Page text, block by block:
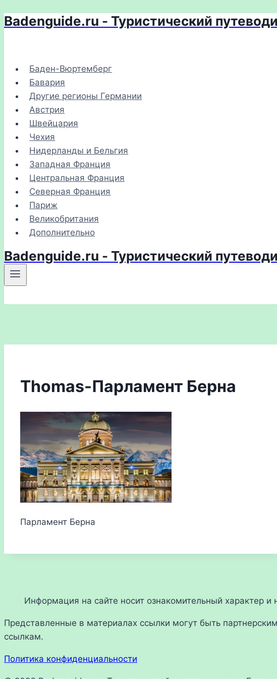
Перейти
Badenguide.ru - Туристический
Баден-Вюртемберг
Бавария
Другие регионы Германии
Австрия
Швейцария
Чехия
Нидерланды и Бельгия
Западная Франция
Центральная Франция
Северная Франция
Париж
Великобритания
Дополнительно
Badenguide.ru - Туристический
Thomas-Парламент Берна
Парламент Берна
Информация на сайте носит ознакомительный характер и
Представленные в материалах ссылки могут быть
ссылкам.
Политика конфиденциальности